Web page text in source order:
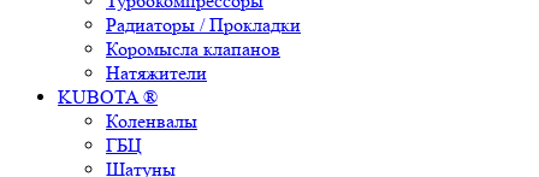
Радиаторы / Прокладки
Коромысла клапанов
Натяжители
KUBOTA ®
Коленвалы
ГБЦ
Шатуны